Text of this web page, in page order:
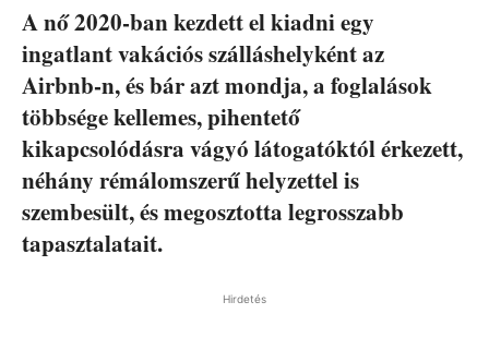
A nő 2020-ban kezdett el kiadni egy
ingatlant vakációs szálláshelyként az
Airbnb-n, és bár azt mondja, a foglalások
többsége kellemes, pihentető
kikapcsolódásra vágyó látogatóktól érkezett,
néhány rémálomszerű helyzettel is
szembesült, és megosztotta legrosszabb
tapasztalatait.
Hirdetés